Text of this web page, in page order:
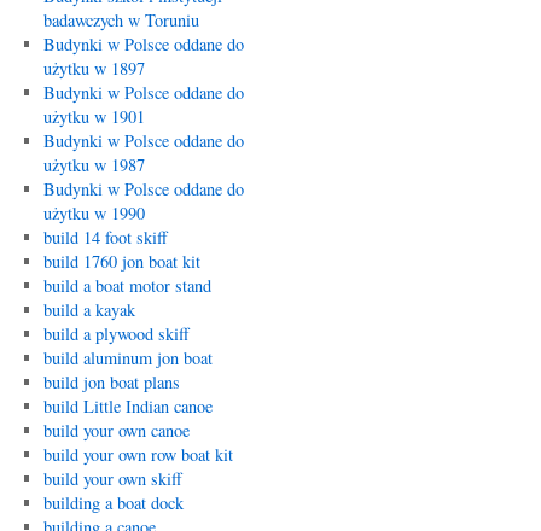
badawczych w Toruniu
Budynki w Polsce oddane do
użytku w 1897
Budynki w Polsce oddane do
użytku w 1901
Budynki w Polsce oddane do
użytku w 1987
Budynki w Polsce oddane do
użytku w 1990
build 14 foot skiff
build 1760 jon boat kit
build a boat motor stand
build a kayak
build a plywood skiff
build aluminum jon boat
build jon boat plans
build Little Indian canoe
build your own canoe
build your own row boat kit
build your own skiff
building a boat dock